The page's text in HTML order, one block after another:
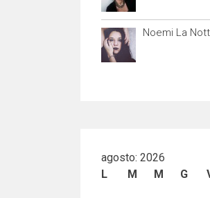
Noemi La
agosto: 2026
L
M M G